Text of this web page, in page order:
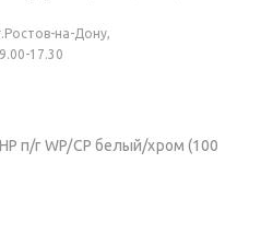
на-Дону,
17.30
п/г WP/CP белый/хром (100